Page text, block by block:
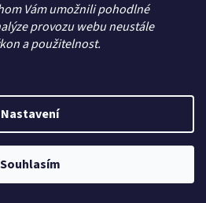
Vám umožnili pohodlné
provozu webu neustále
a použitelnost.
Nastavení
Souhlasím